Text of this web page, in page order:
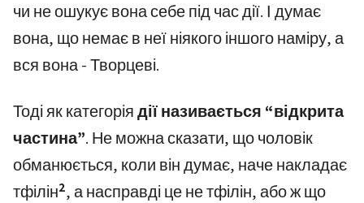
чи не ошукує вона себе під час дії. І думає
вона, що немає в неї ніякого іншого наміру, а
вся вона - Творцеві.
Тоді як категоріядії називається “відкрита
частина”. Не можна сказати, що чоловік
обманюється, коли він думає, наче накладає
тфілін2, а насправді це не тфілін, або ж що